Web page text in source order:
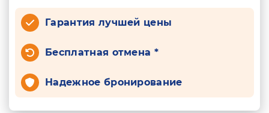
Гарантия лучшей цены
Бесплатная отмена *
Надежное бронирование